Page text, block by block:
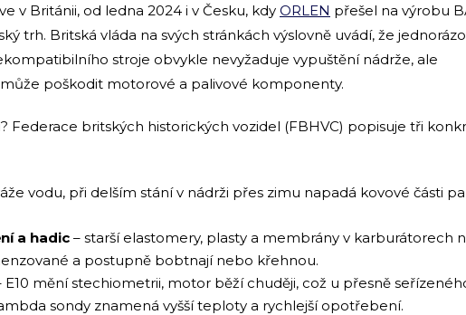
v Británii, od ledna 2024 i v Česku, kdy ORLEN přešel na výrobu
trh. Britská vláda na svých stránkách výslovně uvádí, že
stroje obvykle nevyžaduje vypuštění nádrže, ale
poškodit motorové a palivové komponenty.
Federace britských historických vozidel (FBHVC) popisuje tři
vodu, při delším stání v nádrži přes zimu napadá kovové části
a hadic – starší elastomery, plasty a membrány v karburátorech
a postupně bobtnají nebo křehnou.
E10 mění stechiometrii, motor běží chuději, což u přesně
sondy znamená vyšší teploty a rychlejší opotřebení.